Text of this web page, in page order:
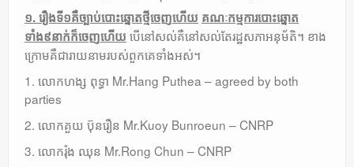
១. រឿងទី១គឺច្បាប់បោះឆ្នោតថ្មីចេញហេីយ គណៈកម្មការបោះឆ្នោត
ទាំង៩នាក់ក៏ចេញហេីយ បេីនៅសល់គឺនៅសល់តែរដ្ឋសភាអនុម័តិ។ ខាង
ក្រោមគឺជារាយនាមរបស់ពួកគេទាំងអស់។
1. លោកហង្ស ពុទ្ធា Mr.Hang Puthea – agreed by both
parties
2. លោកគួយ ប៑ុនរឿន Mr.Kuoy Bunroeun – CNRP
3. លោករ៉ុង ឈុន Mr.Rong Chun – CNRP